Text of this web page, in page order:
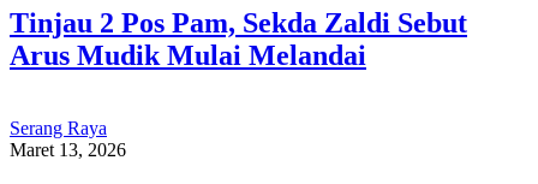
Tinjau 2 Pos Pam, Sekda Zaldi Sebut
Arus Mudik Mulai Melandai
Serang Raya
Maret 13, 2026